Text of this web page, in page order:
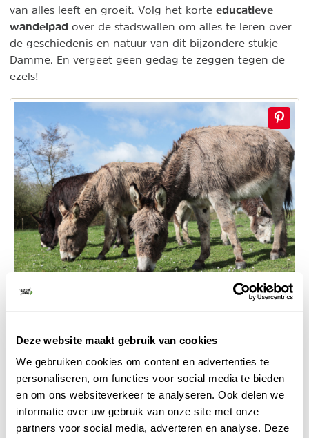
Deze website maakt gebruik van cookies
We gebruiken cookies om content en advertenties te
personaliseren, om functies voor social media te bieden
en om ons websiteverkeer te analyseren. Ook delen we
informatie over uw gebruik van onze site met onze
partners voor social media, adverteren en analyse. Deze
van alles leeft en groeit. Volg het korte educatieve
wandelpad over de stadswallen om alles te leren over
de geschiedenis en natuur van dit bijzondere stukje
Damme. En vergeet geen gedag te zeggen tegen de
ezels!
5. Boekenwinkels
Sinds 1997 is Damme uitgeroepen totboekenstadje
Mede te danken aan de verhalen over Tijl Uilenspiegel
van Charles de Coster, bij iedere local bekend. Je vindt
in de stad dan ook diverse mysterieuze tweedehands
boekenwinkeltjes waar je lekker kan snuffelen. En